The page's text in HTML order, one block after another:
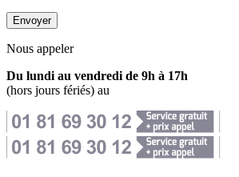
Envoyer
Nous appeler
Du lundi au vendredi de 9h à 17h
(hors jours fériés) au